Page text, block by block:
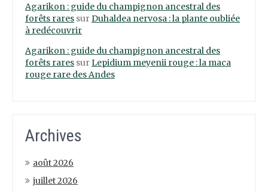
Agarikon : guide du champignon ancestral des
forêts rares surDuhaldea nervosa : la plante oubliée
à redécouvrir
Agarikon : guide du champignon ancestral des
forêts rares surLepidium meyenii rouge : la maca
rouge rare des Andes
Archives
août 2026
juillet 2026